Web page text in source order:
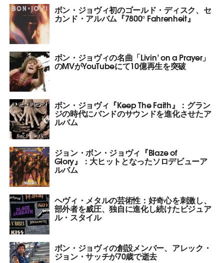
ボン・ジョヴィ初のゴールド・ディスク、セ
カンド・アルバム『7800° Fahrenheit』
ボン・ジョヴィの名曲「Livin’ on a Prayer」
のMVがYouTubeにて10億再生を突破
ボン・ジョヴィ『Keep The Faith』：グラン
ジの時代にバンドのサウンドを進化させたア
ルバム
ジョン・ボン・ジョヴィ『Blaze of
Glory』：大ヒットとなったソロデビューア
ルバム
ヘヴィ・メタルの芸術性：好奇心を刺激し、
部外者を威圧、独自に進化し続けたビジュア
ル・スタイル
ボン・ジョヴィの創設メンバー、アレック・
ジョン・サッチが70歳で逝去